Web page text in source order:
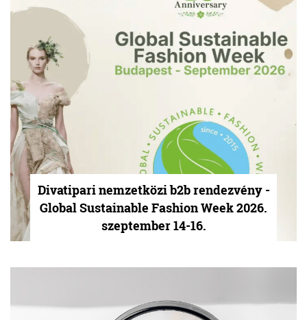
Divatipari nemzetközi b2b rendezvény -
Global Sustainable Fashion Week 2026.
szeptember 14-16.